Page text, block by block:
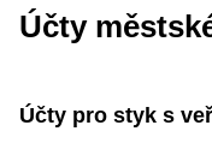
Účty
Účty pro styk s